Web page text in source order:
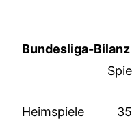
Bundesliga-Bilanz
Heimspiele
35